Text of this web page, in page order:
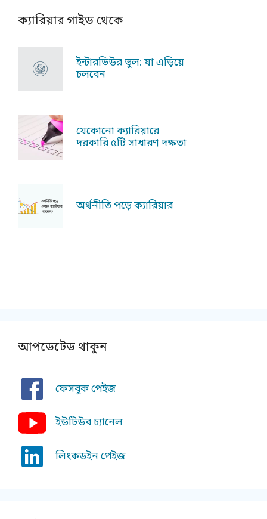
ক্যারিয়ার গাইড থেকে
ইন্টারভিউর ভুল: যা এড়িয়ে
চলবেন
যেকোনো ক্যারিয়ারে
দরকারি ৫টি সাধারণ দক্ষতা
অর্থনীতি পড়ে ক্যারিয়ার
আপডেটেড থাকুন
ফেসবুক পেইজ
ইউটিউব চ্যানেল
লিংকডইন পেইজ